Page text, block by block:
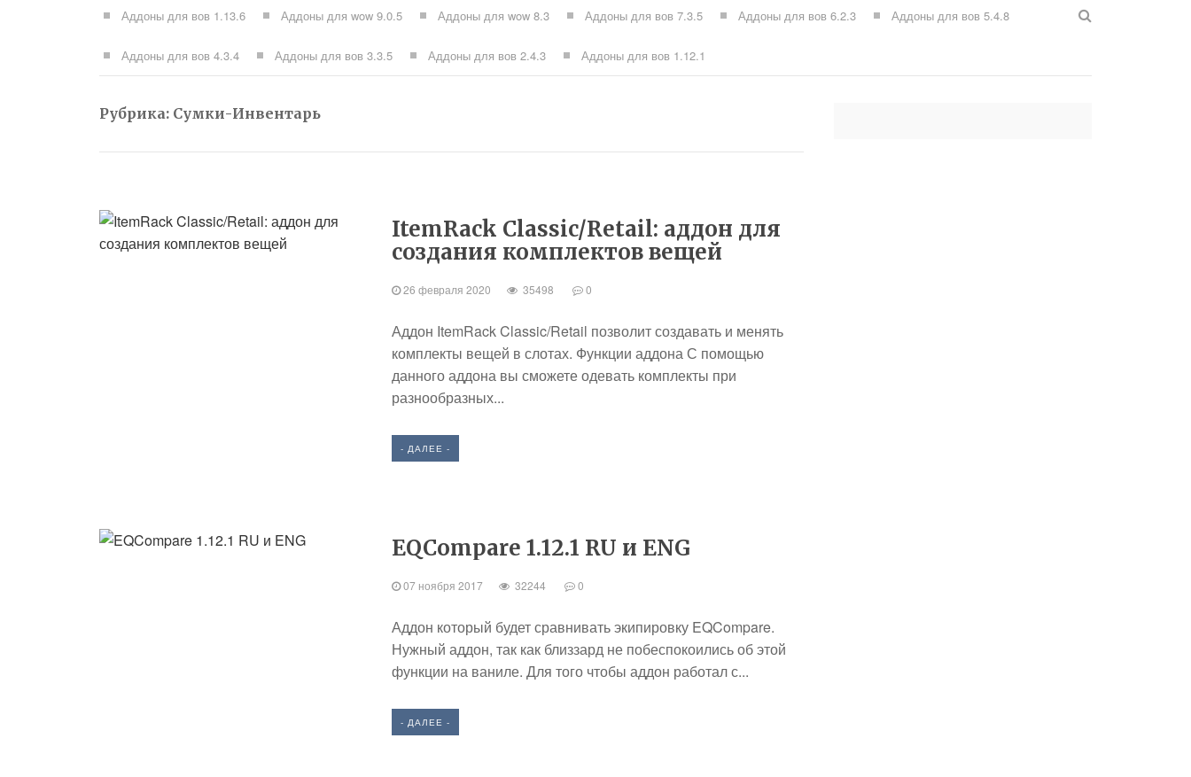
Аддоны для вов 1.13.6 Аддоны для wow 9.0.5 Аддоны для wow 8.3 Аддоны для вов 7.3.5 Аддоны для вов 6.2.3 Аддоны для вов 5.4.8
Аддоны для вов 4.3.4 Аддоны для вов 3.3.5 Аддоны для вов 2.4.3 Аддоны для вов 1.12.1
Рубрика: Сумки-Инвентарь
ItemRack Classic/Retail: аддон для
создания комплектов вещей
26 февраля 2020 35498 0
Аддон ItemRack Classic/Retail позволит создавать и менять
комплекты вещей в слотах. Функции аддона С помощью
данного аддона вы сможете одевать комплекты при
разнообразных...
- ДАЛЕЕ -
EQCompare 1.12.1 RU и ENG
07 ноября 2017 32244 0
Аддон который будет сравнивать экипировку EQCompare.
Нужный аддон, так как близзард не побеспокоились об этой
функции на ваниле. Для того чтобы аддон работал с...
- ДАЛЕЕ -